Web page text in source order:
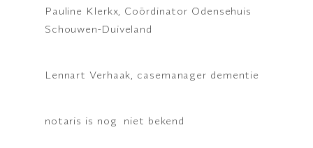
Pauline Klerkx, Coördinator Odensehuis
Schouwen-Duiveland
Lennart Verhaak, casemanager dementie
notaris is nog niet bekend